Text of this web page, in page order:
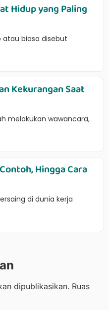
Hidup yang Paling
biasa disebut
Kekurangan Saat
melakukan wawancara,
Hingga Cara
di dunia kerja
dipublikasikan. Ruas